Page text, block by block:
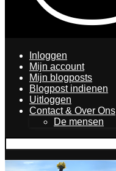
Inloggen
Mijn account
Mijn blogposts
Blogpost indienen
Uitloggen
Contact & Over Ons
De mensen